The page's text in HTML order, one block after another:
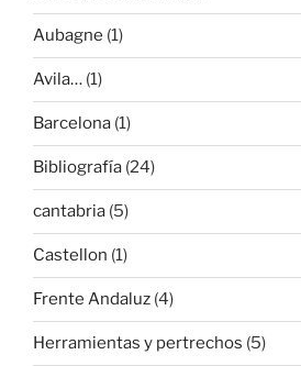
Aubagne (1)
Avila… (1)
Barcelona (1)
Bibliografía (24)
cantabria (5)
Castellon (1)
Frente Andaluz (4)
Herramientas y pertrechos (5)